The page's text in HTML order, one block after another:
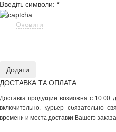
Введіть символи: *
Оновити
ДОСТАВКА ТА ОПЛАТА
Доставка продукции возможна с 10:00
включительно. Курьер обязательно
времени и места доставки Вашего